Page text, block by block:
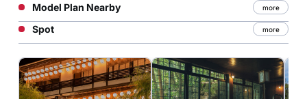
Model Plan Nearby more
Spot more